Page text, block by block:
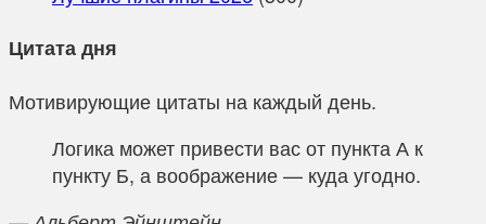
Цитата дня
Мотивирующие цитаты на каждый день.
Логика может привести вас от пункта А к
пункту Б, а воображение — куда угодно.